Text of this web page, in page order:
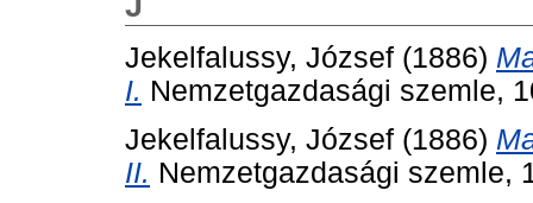
Jekelfalussy, József (1886)
I. Nemzetgazdasági szemle,
Jekelfalussy, József (1886)
II. Nemzetgazdasági szemle,